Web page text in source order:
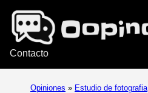
Contacto
Opiniones » Estudio de fotografia